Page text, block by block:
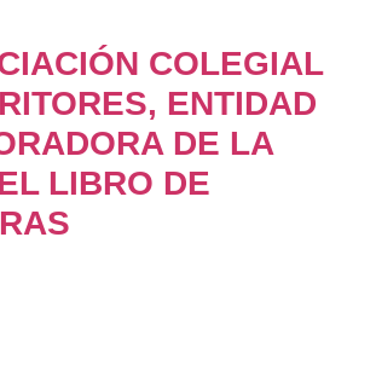
COLEGIAL
ENTIDAD
DE LA
LIBRO DE